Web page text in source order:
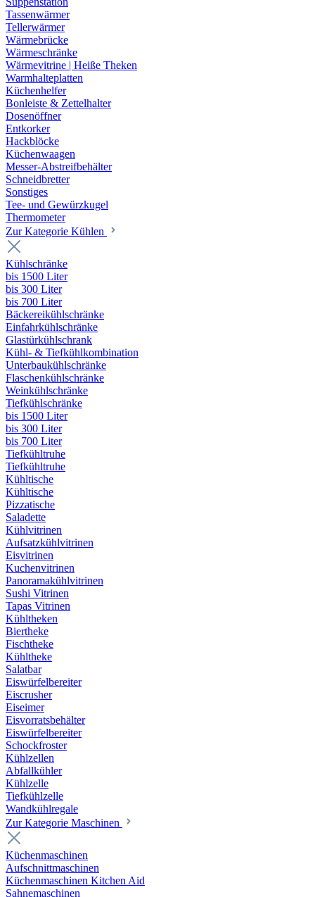
Tassenwärmer
Tellerwärmer
Wärmebrücke
Wärmeschränke
Wärmevitrine | Heiße Theken
Warmhalteplatten
Küchenhelfer
Bonleiste & Zettelhalter
Dosenöffner
Entkorker
Hackblöcke
Küchenwaagen
Messer-Abstreifbehälter
Schneidbretter
Sonstiges
Tee- und Gewürzkugel
Thermometer
Zur Kategorie Kühlen
Kühlschränke
bis 1500 Liter
bis 300 Liter
bis 700 Liter
Bäckereikühlschränke
Einfahrkühlschränke
Glastürkühlschrank
Kühl- & Tiefkühlkombination
Unterbaukühlschränke
Flaschenkühlschränke
Weinkühlschränke
Tiefkühlschränke
bis 1500 Liter
bis 300 Liter
bis 700 Liter
Tiefkühltruhe
Tiefkühltruhe
Kühltische
Kühltische
Pizzatische
Saladette
Kühlvitrinen
Aufsatzkühlvitrinen
Eisvitrinen
Kuchenvitrinen
Panoramakühlvitrinen
Sushi Vitrinen
Tapas Vitrinen
Kühltheken
Biertheke
Fischtheke
Kühltheke
Salatbar
Eiswürfelbereiter
Eiscrusher
Eiseimer
Eisvorratsbehälter
Eiswürfelbereiter
Schockfroster
Kühlzellen
Abfallkühler
Kühlzelle
Tiefkühlzelle
Wandkühlregale
Zur Kategorie Maschinen
Küchenmaschinen
Aufschnittmaschinen
Küchenmaschinen Kitchen Aid
Sahnemaschinen